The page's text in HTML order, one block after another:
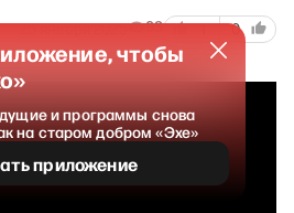
25 января 2025 93 1 0
чтобы
и программы снова
на старом добром «Эхе»
приложение